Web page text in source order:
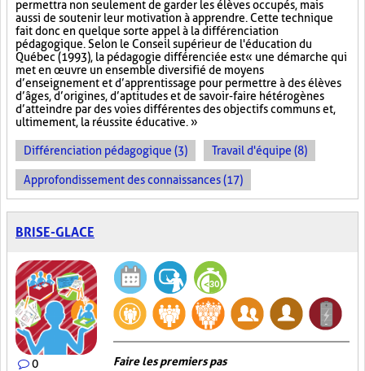
permettra non seulement de garder les élèves occupés, mais
aussi de soutenir leur motivation à apprendre. Cette technique
fait donc en quelque sorte appel à la différenciation
pédagogique. Selon le Conseil supérieur de l'éducation du
Québec (1993), la pédagogie différenciée est « une démarche qui
met en œuvre un ensemble diversifié de moyens
d’enseignement et d’apprentissage pour permettre à des élèves
d’âges, d’origines, d’aptitudes et de savoir-faire hétérogènes
d’atteindre par des voies différentes des objectifs communs et,
ultimement, la réussite éducative. »
Différenciation pédagogique (3) Travail d'équipe (8)
Approfondissement des connaissances (17)
BRISE-GLACE
0 Faire les premiers pas